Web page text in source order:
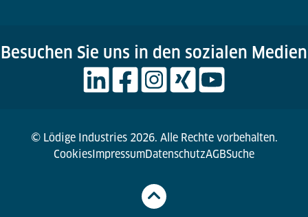
Besuchen Sie uns in den sozialen Medien
© Lödige Industries 2026. Alle Rechte vorbehalten.
CookiesImpressumDatenschutzAGBSuche